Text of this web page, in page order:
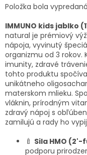
Položka bola
IMMUNO kids jablko
natural je prémiový
nápoja, vyvinutý
organizmu od 3 rokov.
imunity, zdravé
tohto produktu
unikátneho
materskom mlieku.
vláknin, prírodným
zdravý nápoj s
zamilujú a rady ho
🍼 Sila HMO
podporu